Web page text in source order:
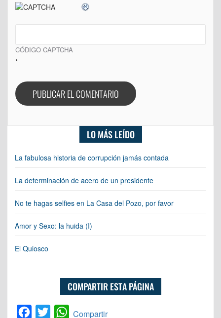
CÓDIGO CAPTCHA
*
LO MÁS LEÍDO
La fabulosa historia de corrupción jamás contada
La determinación de acero de un presidente
No te hagas selfies en La Casa del Pozo, por favor
Amor y Sexo: la huida (I)
El Quiosco
COMPARTIR ESTA PÁGINA
Facebook
Twitter WhatsApp
Compartir